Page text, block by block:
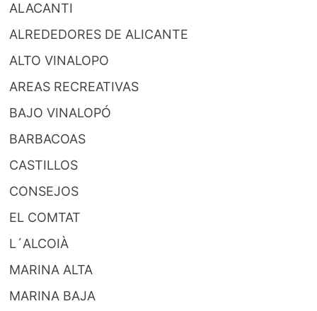
ALACANTI
ALREDEDORES DE ALICANTE
ALTO VINALOPO
AREAS RECREATIVAS
BAJO VINALOPÓ
BARBACOAS
CASTILLOS
CONSEJOS
EL COMTAT
L´ALCOIÀ
MARINA ALTA
MARINA BAJA